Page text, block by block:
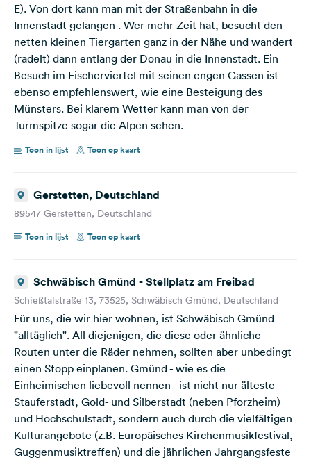
E). Von dort kann man mit der Straßenbahn in die
Innenstadt gelangen . Wer mehr Zeit hat, besucht den
netten kleinen Tiergarten ganz in der Nähe und wandert
(radelt) dann entlang der Donau in die Innenstadt. Ein
Besuch im Fischerviertel mit seinen engen Gassen ist
ebenso empfehlenswert, wie eine Besteigung des
Münsters. Bei klarem Wetter kann man von der
Turmspitze sogar die Alpen sehen.
Toon in lijst Toon op kaart
Gerstetten, Deutschland
89547 Gerstetten, Deutschland
Toon in lijst
Toon op kaart
Schwäbisch Gmünd - Stellplatz am Freibad
Schießtalstraße 13, 73525, Schwäbisch Gmünd, Deutschland
Für uns, die wir hier wohnen, ist Schwäbisch Gmünd
"alltäglich". All diejenigen, die diese oder ähnliche
Routen unter die Räder nehmen, sollten aber unbedingt
einen Stopp einplanen. Gmünd - wie es die
Einheimischen liebevoll nennen - ist nicht nur älteste
Stauferstadt, Gold- und Silberstadt (neben Pforzheim)
und Hochschulstadt, sondern auch durch die vielfältigen
Kulturangebote (z.B. Europäisches Kirchenmusikfestival,
Guggenmusiktreffen) und die jährlichen Jahrgangsfeste